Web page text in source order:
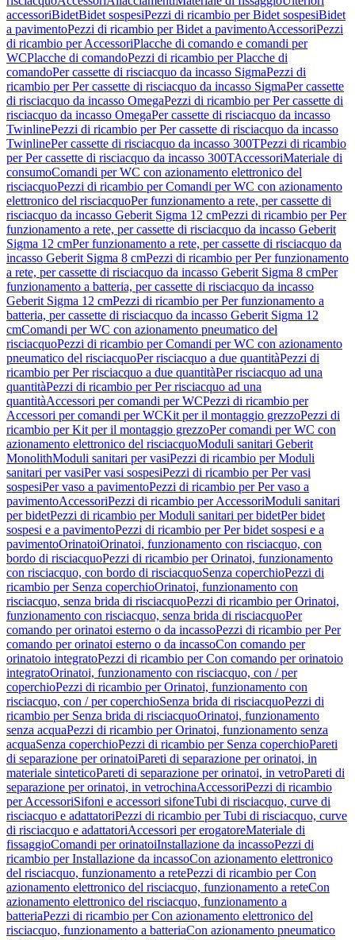
accessoriBidetBidet sospesiPezzi di ricambio per Bidet sospesiBidet
a pavimentoPezzi di ricambio per Bidet a pavimentoAccessoriPezzi
di ricambio per AccessoriPlacche di comando e comandi per
WCPlacche di comandoPezzi di ricambio per Placche di
comandoPer cassette di risciacquo da incasso SigmaPezzi di
ricambio per Per cassette di risciacquo da incasso SigmaPer cassette
di risciacquo da incasso OmegaPezzi di ricambio per Per cassette di
risciacquo da incasso OmegaPer cassette di risciacquo da incasso
TwinlinePezzi di ricambio per Per cassette di risciacquo da incasso
TwinlinePer cassette di risciacquo da incasso 300TPezzi di ricambio
per Per cassette di risciacquo da incasso 300TAccessoriMateriale di
consumoComandi per WC con azionamento elettronico del
risciacquoPezzi di ricambio per Comandi per WC con azionamento
elettronico del risciacquoPer funzionamento a rete, per cassette di
risciacquo da incasso Geberit Sigma 12 cmPezzi di ricambio per Per
funzionamento a rete, per cassette di risciacquo da incasso Geberit
Sigma 12 cmPer funzionamento a rete, per cassette di risciacquo da
incasso Geberit Sigma 8 cmPezzi di ricambio per Per funzionamento
a rete, per cassette di risciacquo da incasso Geberit Sigma 8 cmPer
funzionamento a batteria, per cassette di risciacquo da incasso
Geberit Sigma 12 cmPezzi di ricambio per Per funzionamento a
batteria, per cassette di risciacquo da incasso Geberit Sigma 12
cmComandi per WC con azionamento pneumatico del
risciacquoPezzi di ricambio per Comandi per WC con azionamento
pneumatico del risciacquoPer risciacquo a due quantitàPezzi di
ricambio per Per risciacquo a due quantitàPer risciacquo ad una
quantitàPezzi di ricambio per Per risciacquo ad una
quantitàAccessori per comandi per WCPezzi di ricambio per
Accessori per comandi per WCKit per il montaggio grezzoPezzi di
ricambio per Kit per il montaggio grezzoPer comandi per WC con
azionamento elettronico del risciacquoModuli sanitari Geberit
MonolithModuli sanitari per vasiPezzi di ricambio per Moduli
sanitari per vasiPer vasi sospesiPezzi di ricambio per Per vasi
sospesiPer vaso a pavimentoPezzi di ricambio per Per vaso a
pavimentoAccessoriPezzi di ricambio per AccessoriModuli sanitari
per bidetPezzi di ricambio per Moduli sanitari per bidetPer bidet
sospesi e a pavimentoPezzi di ricambio per Per bidet sospesi e a
pavimentoOrinatoiOrinatoi, funzionamento con risciacquo, con
bordo di risciacquoPezzi di ricambio per Orinatoi, funzionamento
con risciacquo, con bordo di risciacquoSenza coperchioPezzi di
ricambio per Senza coperchioOrinatoi, funzionamento con
risciacquo, senza brida di risciacquoPezzi di ricambio per Orinatoi,
funzionamento con risciacquo, senza brida di risciacquoPer
comando per orinatoi esterno o da incassoPezzi di ricambio per Per
comando per orinatoi esterno o da incassoCon comando per
orinatoio integratoPezzi di ricambio per Con comando per orinatoio
integratoOrinatoi, funzionamento con risciacquo, con / per
coperchioPezzi di ricambio per Orinatoi, funzionamento con
risciacquo, con / per coperchioSenza brida di risciacquoPezzi di
ricambio per Senza brida di risciacquoOrinatoi, funzionamento
senza acquaPezzi di ricambio per Orinatoi, funzionamento senza
acquaSenza coperchioPezzi di ricambio per Senza coperchioPareti
di separazione per orinatoiPareti di separazione per orinatoi, in
materiale sinteticoPareti di separazione per orinatoi, in vetroPareti di
separazione per orinatoi, in vetrochinaAccessoriPezzi di ricambio
per AccessoriSifoni e accessori sifoneTubi di risciacquo, curve di
risciacquo e adattatoriPezzi di ricambio per Tubi di risciacquo, curve
di risciacquo e adattatoriAccessori per erogatoreMateriale di
fissaggioComandi per orinatoiInstallazione da incassoPezzi di
ricambio per Installazione da incassoCon azionamento elettronico
del risciacquo, funzionamento a retePezzi di ricambio per Con
azionamento elettronico del risciacquo, funzionamento a reteCon
azionamento elettronico del risciacquo, funzionamento a
batteriaPezzi di ricambio per Con azionamento elettronico del
risciacquo, funzionamento a batteriaCon azionamento pneumatico